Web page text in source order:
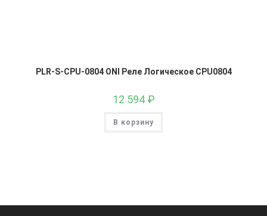
PLR-S-CPU-0804 ONI Реле Логическое CPU0804
12 594 ₽
В корзину